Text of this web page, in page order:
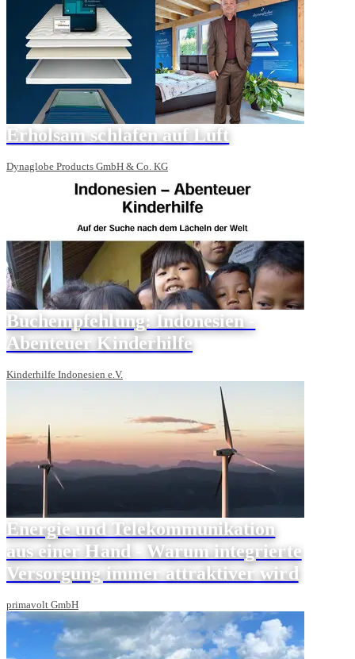
Erholsam schlafen auf Luft
Dynaglobe Products GmbH & Co. KG
Buchempfehlung: Indonesien -
Abenteuer Kinderhilfe
Kinderhilfe Indonesien e.V.
Energie und Telekommunikation
aus einer Hand - Warum integrierte
Versorgung immer attraktiver wird
primavolt GmbH